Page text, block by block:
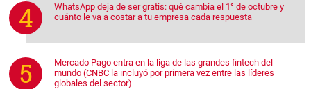
WhatsApp deja de ser gratis: qué cambia el 1° de octubre y
cuánto le va a costar a tu empresa cada respuesta
Mercado Pago entra en la liga de las grandes fintech del
mundo (CNBC la incluyó por primera vez entre las líderes
globales del sector)